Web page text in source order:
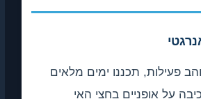
פעילות, תכננו ימים מלאים
על אופניים בחצי האי